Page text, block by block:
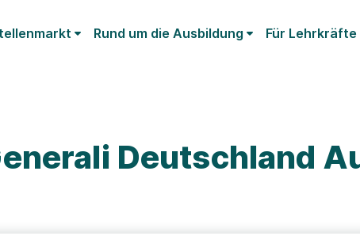
Rund um die Ausbildung Für Lehrkräfte
Deutschland